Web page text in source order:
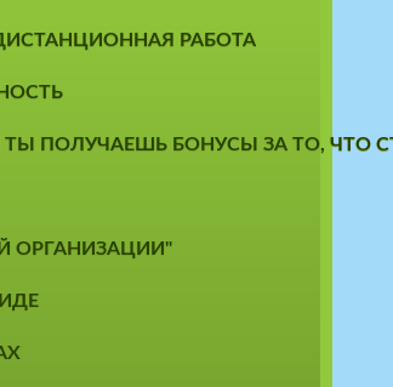
РАБОТА
ПОЛУЧАЕШЬ БОНУСЫ ЗА ТО,
ОРГАНИЗАЦИИ"